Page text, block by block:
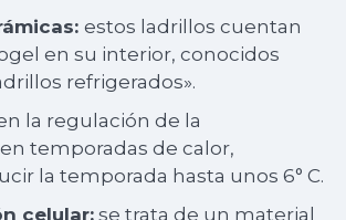
estos ladrillos cuentan
en su interior, conocidos
refrigerados».
la regulación de la
temporadas de calor,
la temporada hasta unos 6° C.
celular:se trata de un material